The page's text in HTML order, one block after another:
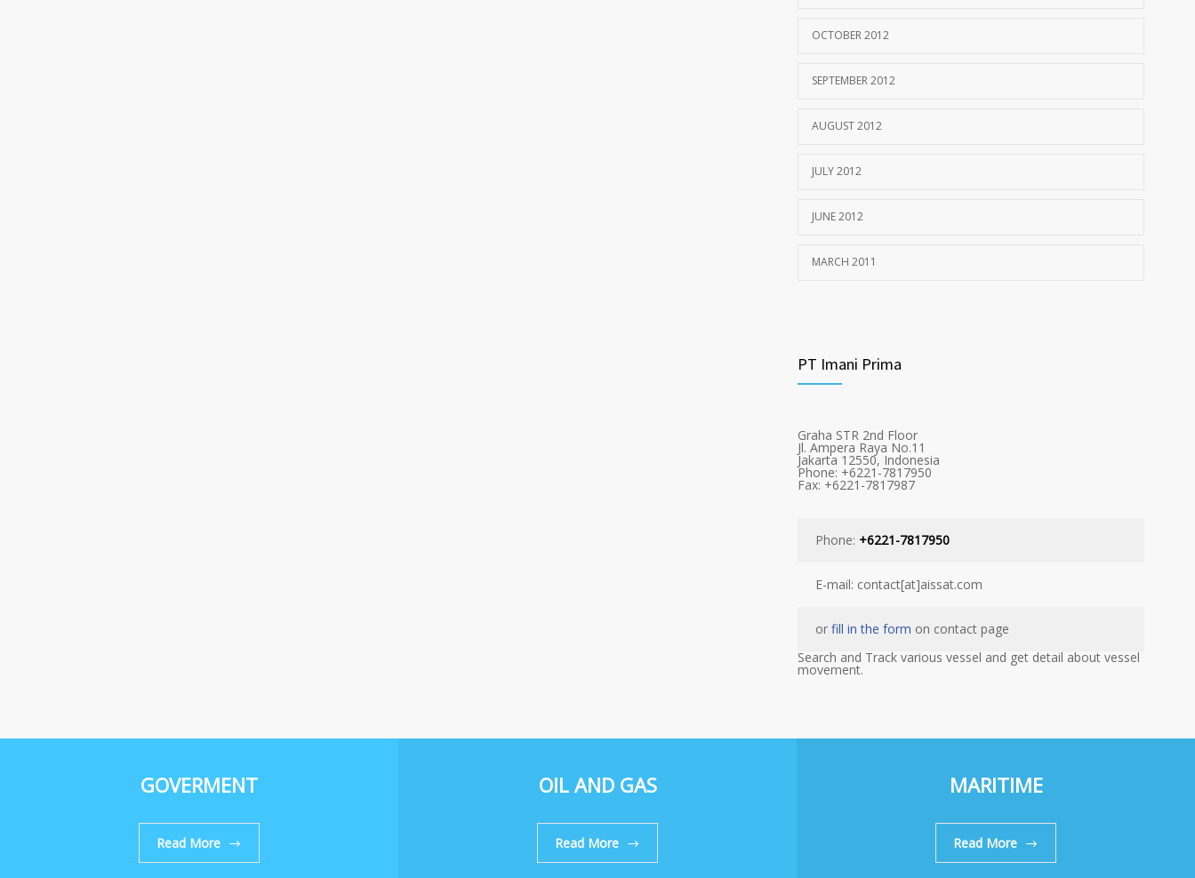
OCTOBER 2012
SEPTEMBER 2012
AUGUST 2012
JULY 2012
JUNE 2012
MARCH 2011
PT Imani Prima
Graha STR 2nd Floor
Jl. Ampera Raya No.11
Jakarta 12550, Indonesia
Phone: +6221-7817950
Fax: +6221-7817987
Phone: +6221-7817950
E-mail: contact[at]aissat.com
or fill in the form on contact page
Search and Track various vessel and get detail about vessel
movement.
GOVERMENT
Read More
OIL AND GAS
Read More
MARITIME
Read More